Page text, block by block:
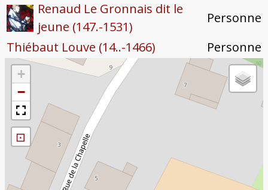
Renaud Le Gronnais dit le
jeune (147.-1531)
Personne
Thiébaut Louve (14..-1466)
Personne
+
−
⊡